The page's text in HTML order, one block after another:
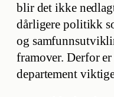
blir det ikke
dårligere politikk
og
framover. Derfor er
departement